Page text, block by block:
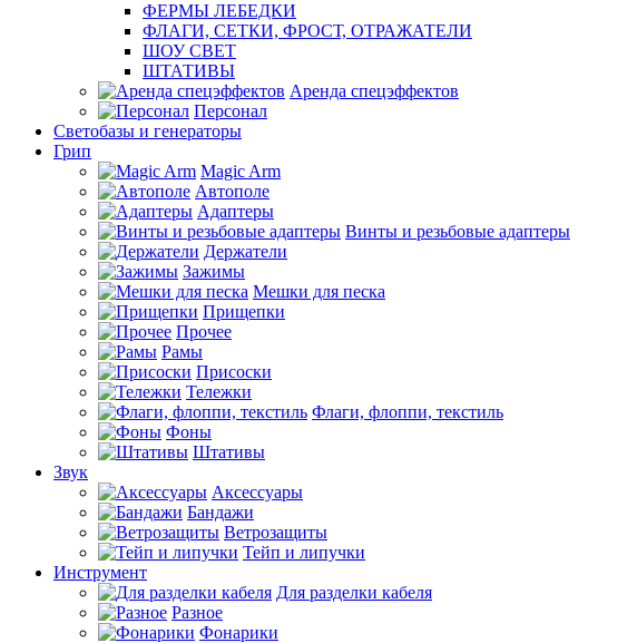
ФЕРМЫ ЛЕБЕДКИ
ФЛАГИ, СЕТКИ, ФРОСТ, ОТРАЖАТЕЛИ
ШОУ СВЕТ
ШТАТИВЫ
Аренда спецэффектов
Персонал
Светобазы и генераторы
Грип
Magic Arm
Автополе
Адаптеры
Винты и резьбовые адаптеры
Держатели
Зажимы
Мешки для песка
Прищепки
Прочее
Рамы
Присоски
Тележки
Флаги, флоппи, текстиль
Фоны
Штативы
Звук
Аксессуары
Бандажи
Ветрозащиты
Тейп и липучки
Инструмент
Для разделки кабеля
Разное
Фонарики